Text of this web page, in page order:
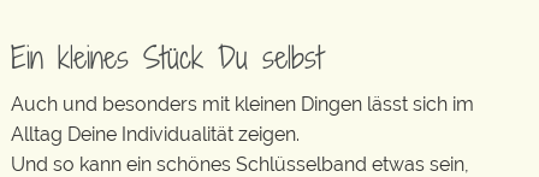
Ein kleines Stück Du selbst
Auch und besonders mit kleinen Dingen lässt sich im
Alltag Deine Individualität zeigen.
Und so kann ein schönes Schlüsselband etwas sein,